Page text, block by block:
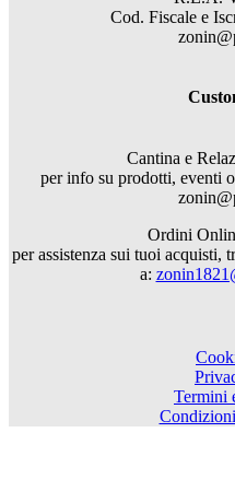
Cod. Fiscale e
Cantina e
per info su prodotti, eventi
Ordini
per assistenza sui tuoi
a:
Termini